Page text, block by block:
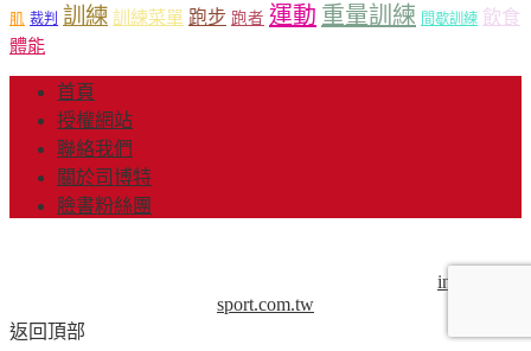
肌 裁判 訓練 訓練菜單 跑步 跑者 運動 重量訓練 間歇訓練 飲食
體能
首頁
授權網站
聯絡我們
關於司博特
臉書粉絲團
info@mr-
sport.com.tw
返回頂部